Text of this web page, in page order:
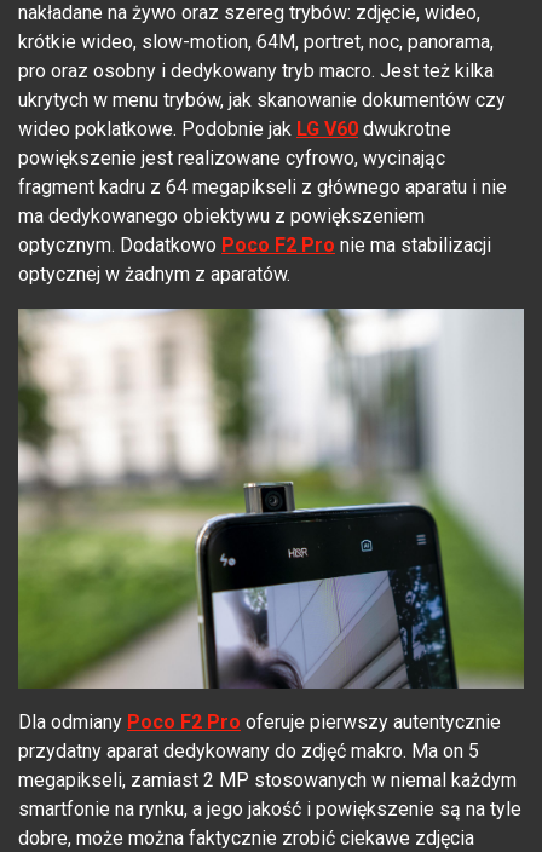
nakładane na żywo oraz szereg trybów: zdjęcie, wideo,
krótkie wideo, slow-motion, 64M, portret, noc, panorama,
pro oraz osobny i dedykowany tryb macro. Jest też kilka
ukrytych w menu trybów, jak skanowanie dokumentów czy
wideo poklatkowe. Podobnie jak LG V60 dwukrotne
powiększenie jest realizowane cyfrowo, wycinając
fragment kadru z 64 megapikseli z głównego aparatu i nie
ma dedykowanego obiektywu z powiększeniem
optycznym. Dodatkowo Poco F2 Pro nie ma stabilizacji
optycznej w żadnym z aparatów.
Dla odmiany Poco F2 Pro oferuje pierwszy autentycznie
przydatny aparat dedykowany do zdjęć makro. Ma on 5
megapikseli, zamiast 2 MP stosowanych w niemal każdym
smartfonie na rynku, a jego jakość i powiększenie są na tyle
dobre, może można faktycznie zrobić ciekawe zdjęcia